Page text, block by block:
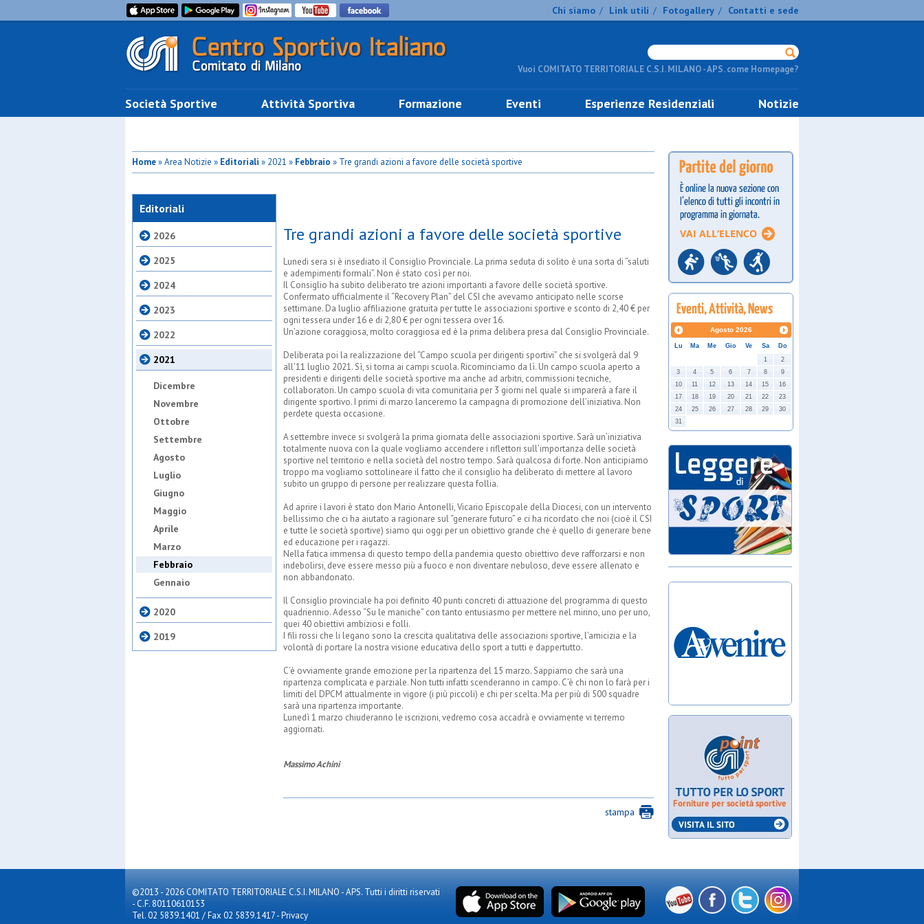
Chi siamo / Link utili / Fotogallery / Contatti e sede
Vuoi COMITATO TERRITORIALE C.S.I. MILANO - APS. come Homepage?
Società Sportive Attività Sportiva Formazione Eventi Esperienze Residenziali Notizie
Home» Area Notizie » Editoriali » 2021 » Febbraio » Tre grandi azioni a favore delle società sportive
Editoriali
2026
2025
2024
2023
2022
2021
Dicembre
Novembre
Ottobre
Settembre
Agosto
Luglio
Giugno
Maggio
Aprile
Marzo
Febbraio
Gennaio
2020
2019
Tre grandi azioni a favore delle società sportive
Lunedi sera si è insediato il Consiglio Provinciale. La prima seduta di solito è una sorta di “saluti
e adempimenti formali”. Non é stato così per noi.
Il Consiglio ha subito deliberato tre azioni importanti a favore delle società sportive.
Confermato ufficialmente il “Recovery Plan” del CSI che avevamo anticipato nelle scorse
settimane. Da luglio affiliazione gratuita per tutte le associazioni sportive e sconto di 2,40 € per
ogni tessera under 16 e di 2,80 € per ogni tessera over 16.
Un’azione coraggiosa, molto coraggiosa ed è la prima delibera presa dal Consiglio Provinciale.
Deliberata poi la realizzazione del “Campo scuola per dirigenti sportivi” che si svolgerà dal 9
all’11 luglio 2021. Sì, si torna ai campi scuola. Ricominciamo da lì. Un campo scuola aperto a
presidenti e dirigenti delle società sportive ma anche ad arbitri, commissioni tecniche,
collaboratori. Un campo scuola di vita comunitaria per 3 giorni nel quale si imparerà a fare il
dirigente sportivo. I primi di marzo lanceremo la campagna di promozione dell’iniziativa. Non
perdete questa occasione.
A settembre invece si svolgerà la prima giornata delle associazioni sportive. Sarà un’iniziativa
totalmente nuova con la quale vogliamo accendere i riflettori sull’importanza delle società
sportive nel territorio e nella società del nostro tempo. Sarà qualcosa di forte. Non anticipiamo
troppo ma vogliamo sottolineare il fatto che il consiglio ha deliberato di mettere al lavoro
subito un gruppo di persone per realizzare questa follia.
Ad aprire i lavori è stato don Mario Antonelli, Vicario Episcopale della Diocesi, con un intervento
bellissimo che ci ha aiutato a ragionare sul “generare futuro” e ci ha ricordato che noi (cioè il CSI
e tutte le società sportive) siamo qui oggi per un obiettivo grande che è quello di generare bene
ed educazione per i ragazzi.
Nella fatica immensa di questo tempo della pandemia questo obiettivo deve rafforzarsi e non
indebolirsi, deve essere messo più a fuoco e non diventare nebuloso, deve essere allenato e
non abbandonato.
Il Consiglio provinciale ha poi definito 40 punti concreti di attuazione del programma di questo
quadriennio. Adesso “Su le maniche” con tanto entusiasmo per mettere nel mirino, uno per uno,
quei 40 obiettivi ambiziosi e folli.
I fili rossi che li legano sono la crescita qualitativa delle associazioni sportive, l’amicizia e la
volontà di portare la nostra visione educativa dello sport a tutti e dappertutto.
C’è ovviamente grande emozione per la ripartenza del 15 marzo. Sappiamo che sarà una
ripartenza complicata e parziale. Non tutti infatti scenderanno in campo. C’è chi non lo farà per i
limiti del DPCM attualmente in vigore (i più piccoli) e chi per scelta. Ma per più di 500 squadre
sarà una ripartenza importante.
Lunedì 1 marzo chiuderanno le iscrizioni, vedremo cosa accadrà e ovviamente vi terremo
aggiornati.
Massimo Achini
stampa
Agosto 2026
Lu Ma Me Gio Ve Sa
Do
1
2
3
4 5 6 7 8
9
10
11 12 13 14 15
16
17
18 19 20 21 22
23
24
25 26 27 28 29
30
31
©2013 - 2026 COMITATO TERRITORIALE C.S.I. MILANO - APS. Tutti i diritti riservati
- C.F. 80110610153
Tel. 02 5839.1401 / Fax 02 5839.1417-Privacy